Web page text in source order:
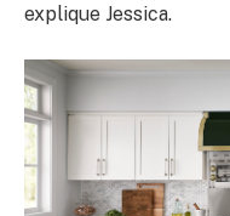
explique Jessica.